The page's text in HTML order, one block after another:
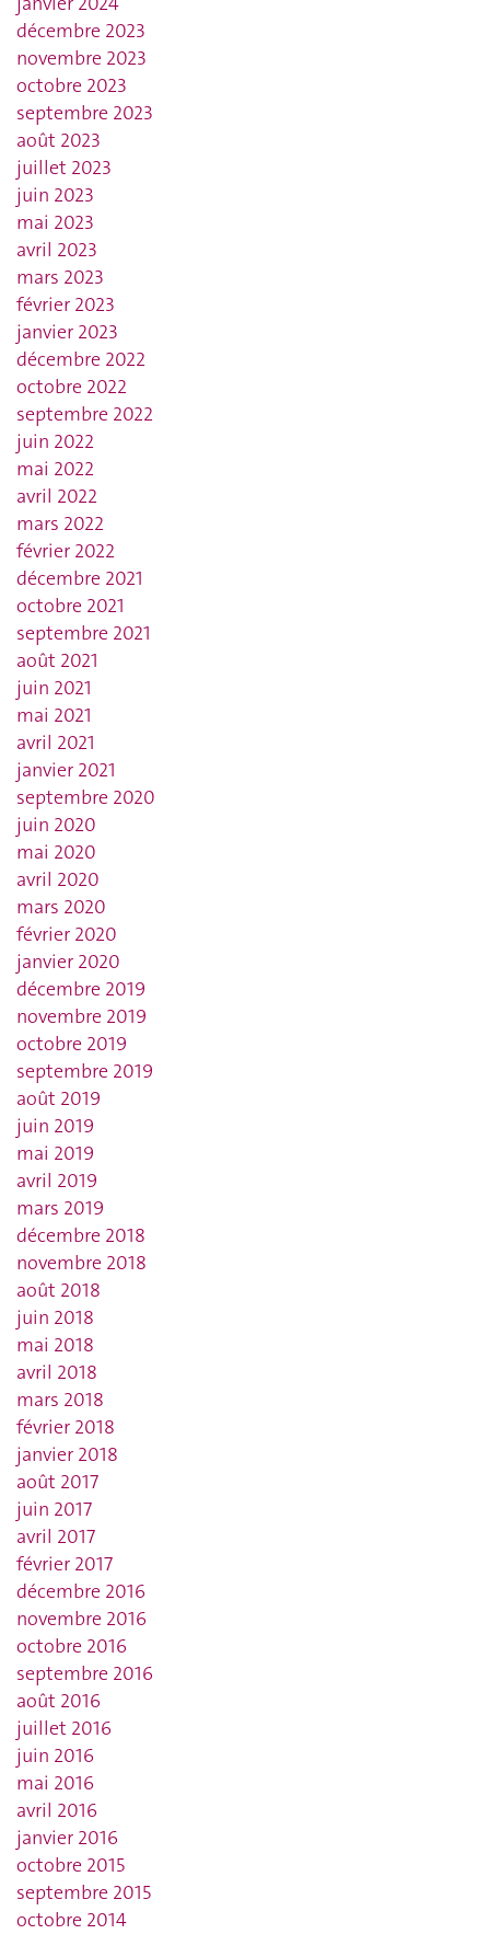
décembre 2023
novembre 2023
octobre 2023
septembre 2023
août 2023
juillet 2023
juin 2023
mai 2023
avril 2023
mars 2023
février 2023
janvier 2023
décembre 2022
octobre 2022
septembre 2022
juin 2022
mai 2022
avril 2022
mars 2022
février 2022
décembre 2021
octobre 2021
septembre 2021
août 2021
juin 2021
mai 2021
avril 2021
janvier 2021
septembre 2020
juin 2020
mai 2020
avril 2020
mars 2020
février 2020
janvier 2020
décembre 2019
novembre 2019
octobre 2019
septembre 2019
août 2019
juin 2019
mai 2019
avril 2019
mars 2019
décembre 2018
novembre 2018
août 2018
juin 2018
mai 2018
avril 2018
mars 2018
février 2018
janvier 2018
août 2017
juin 2017
avril 2017
février 2017
décembre 2016
novembre 2016
octobre 2016
septembre 2016
août 2016
juillet 2016
juin 2016
mai 2016
avril 2016
janvier 2016
octobre 2015
septembre 2015
octobre 2014